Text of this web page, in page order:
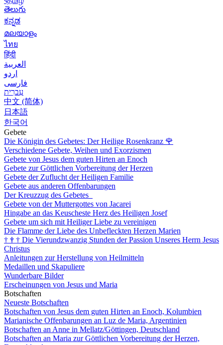
తెలుగు
ಕನ್ನಡ
മലയാളം
ไทย
हिंदी
العربية
اردو
فارسی
עִברִית
中文 (简体)
日本語
한국어
Gebete
Die Königin des Gebetes: Der Heilige Rosenkranz 🌹
Verschiedene Gebete, Weihen und Exorzismen
Gebete von Jesus dem guten Hirten an Enoch
Gebete zur Göttlichen Vorbereitung der Herzen
Gebete der Zuflucht der Heiligen Familie
Gebete aus anderen Offenbarungen
Der Kreuzzug des Gebetes
Gebete von der Muttergottes von Jacarei
Hingabe an das Keuscheste Herz des Heiligen Josef
Gebete um sich mit Heiliger Liebe zu vereinigen
Die Flamme der Liebe des Unbefleckten Herzen Marien
† † † Die Vierundzwanzig Stunden der Passion Unseres Herrn Jesus
Christus
Anleitungen zur Herstellung von Heilmitteln
Medaillen und Skapuliere
Wunderbare Bilder
Erscheinungen von Jesus und Maria
Botschaften
Neueste Botschaften
Botschaften von Jesus dem guten Hirten an Enoch, Kolumbien
Marianische Offenbarungen an Luz de Maria, Argentinien
Botschaften an Anne in Mellatz/Göttingen, Deutschland
Botschaften an Maria zur Göttlichen Vorbereitung der Herzen,